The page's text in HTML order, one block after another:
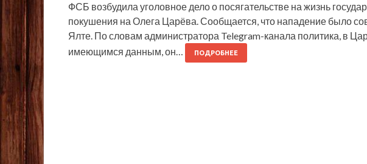
ФСБ возбудила уголовное дело о посягательстве на жизнь
покушения на Олега Царёва. Сообщается, что нападение было
Ялте. По словам администратора Telegram-канала политика, в
имеющимся данным, он…
ПОДРОБНЕЕ